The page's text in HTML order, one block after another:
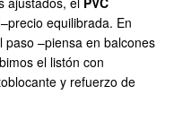
equilibrada. En
–piensa en balcones
el listón con
y refuerzo de